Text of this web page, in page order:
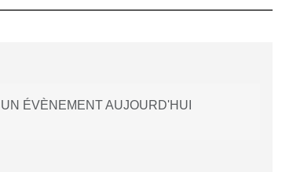
ÉVÈNEMENT AUJOURD'HUI